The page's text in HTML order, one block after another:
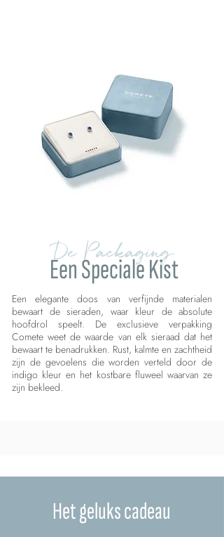
De Packaging
Een Speciale Kist
Een elegante doos van verfijnde materialen
bewaart de sieraden, waar kleur de absolute
hoofdrol speelt. De exclusieve verpakking
Comete weet de waarde van elk sieraad dat het
bewaart te benadrukken. Rust, kalmte en zachtheid
zijn de gevoelens die worden verteld door de
indigo kleur en het kostbare fluweel waarvan ze
zijn bekleed.
Het geluks cadeau